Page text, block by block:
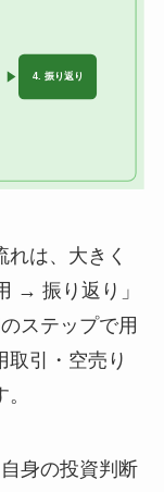
は、大きく
→ 振り返り」
ステップで用
取引・空売り
身の投資判断